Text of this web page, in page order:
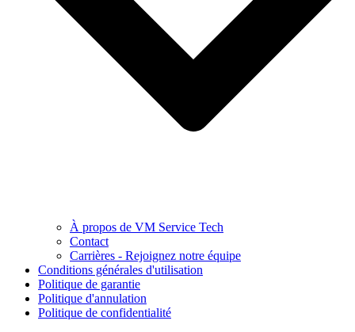
À propos de VM Service Tech
Contact
Carrières - Rejoignez notre équipe
Conditions générales d'utilisation
Politique de garantie
Politique d'annulation
Politique de confidentialité